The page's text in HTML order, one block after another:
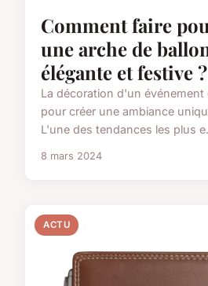
Comment faire
une arche de
élégante et festive ?
La décoration d'un événement
pour créer une ambiance
L'une des tendances les plus
8 mars 2024
ACTU